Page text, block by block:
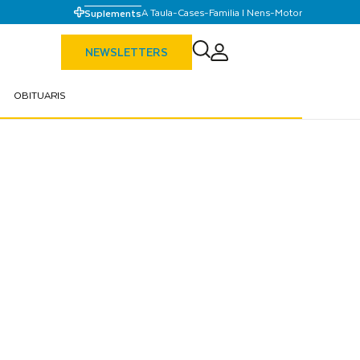
SuplementsA Taula-Cases-Familia I Nens-Motor
NEWSLETTERS
OBITUARIS